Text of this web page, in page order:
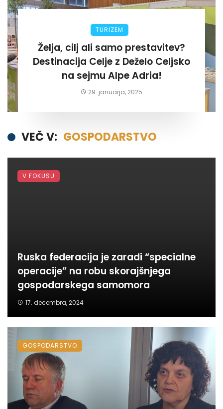
TURIZEM
Želja, cilj ali samo prestavitev?
Destinacija Celje z Deželo Celjsko
na sejmu Alpe Adria!
29. januarja, 2025
VEČ V: GOSPODARSTVO
Ruska federacija je zaradi “specialne
operacije” na robu skorajšnjega
gospodarskega samomora
17. decembra, 2024
V FOKUSU
GOSPODARSTVO